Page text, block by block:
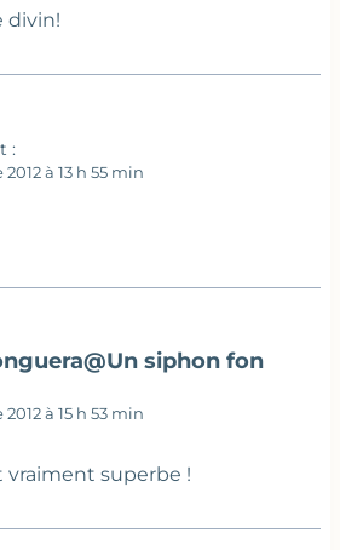
divin!
:
à 13 h 55 min
siphon fon
à 15 h 53 min
vraiment superbe !